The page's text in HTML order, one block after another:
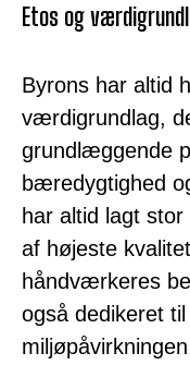
Etos og
Byrons har altid
værdigrundlag,
grundlæggende
bæredygtighed
har altid lagt
af højeste
håndværkeres
også dedikeret